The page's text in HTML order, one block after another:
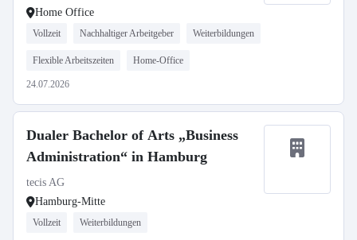
Home Office
Vollzeit Nachhaltiger Arbeitgeber Weiterbildungen
Flexible Arbeitszeiten Home-Office
24.07.2026
Dualer Bachelor of Arts „Business
Administration“ in Hamburg
tecis AG
Hamburg-Mitte
Vollzeit Weiterbildungen